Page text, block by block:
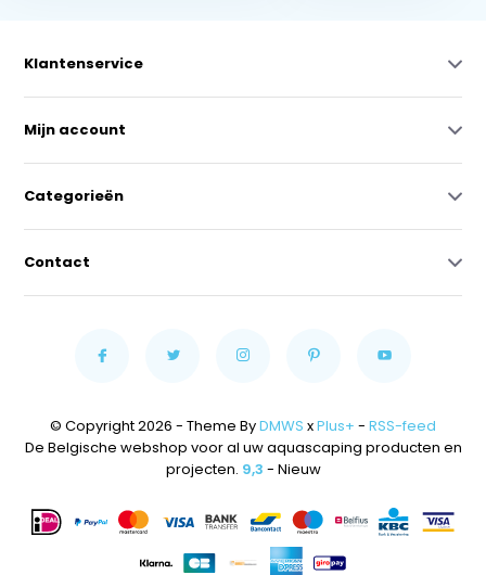
Klantenservice
Mijn account
Categorieën
Contact
© Copyright 2026 - Theme ByDMWS xPlus+ - RSS-feed
De Belgische webshop voor al uw aquascaping producten en
projecten. 9,3 - Nieuw